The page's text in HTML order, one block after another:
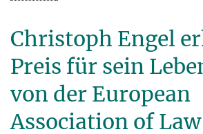
Christoph Engel
Preis für sein
von der European
Association of